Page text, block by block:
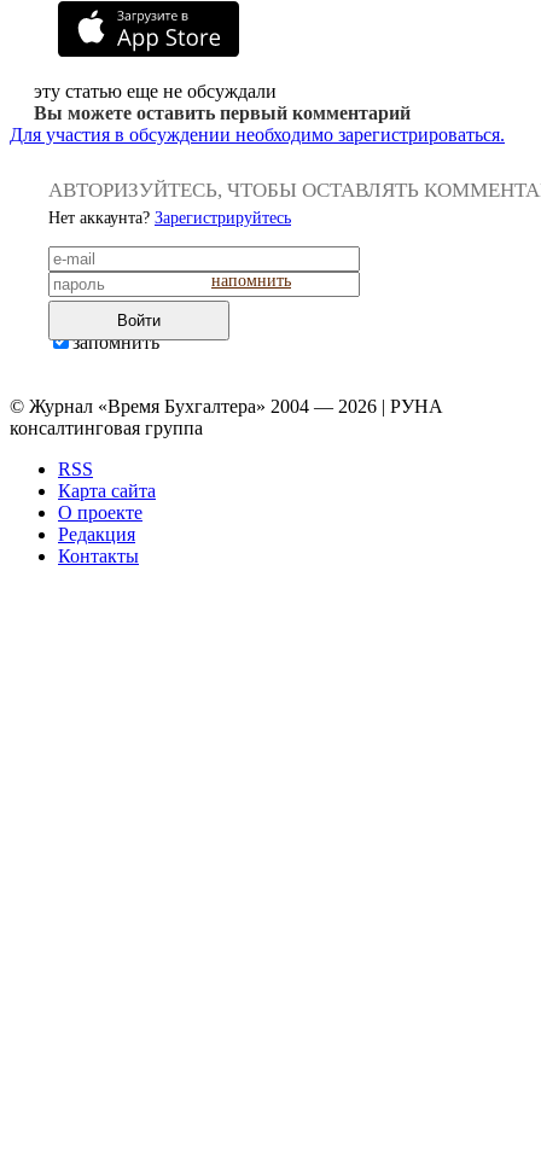
эту статью еще не обсуждали
Вы можете оставить первый комментарий
Для участия в обсуждении необходимо зарегистрироваться.
АВТОРИЗУЙТЕСЬ, ЧТОБЫ ОСТАВЛЯТЬ
Нет аккаунта? Зарегистрируйтесь
напомнить
Войти
запомнить
© Журнал «Время Бухгалтера» 2004 — 2026 | РУНА
консалтинговая группа
RSS
Карта сайта
О проекте
Редакция
Контакты